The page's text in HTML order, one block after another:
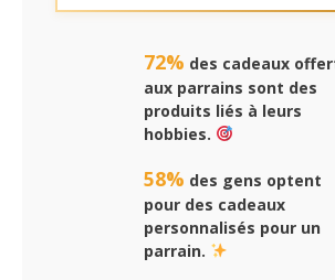
72% des cadeaux
aux parrains sont des
produits liés à leurs
hobbies.
58% des gens optent
pour des cadeaux
personnalisés pour un
parrain.